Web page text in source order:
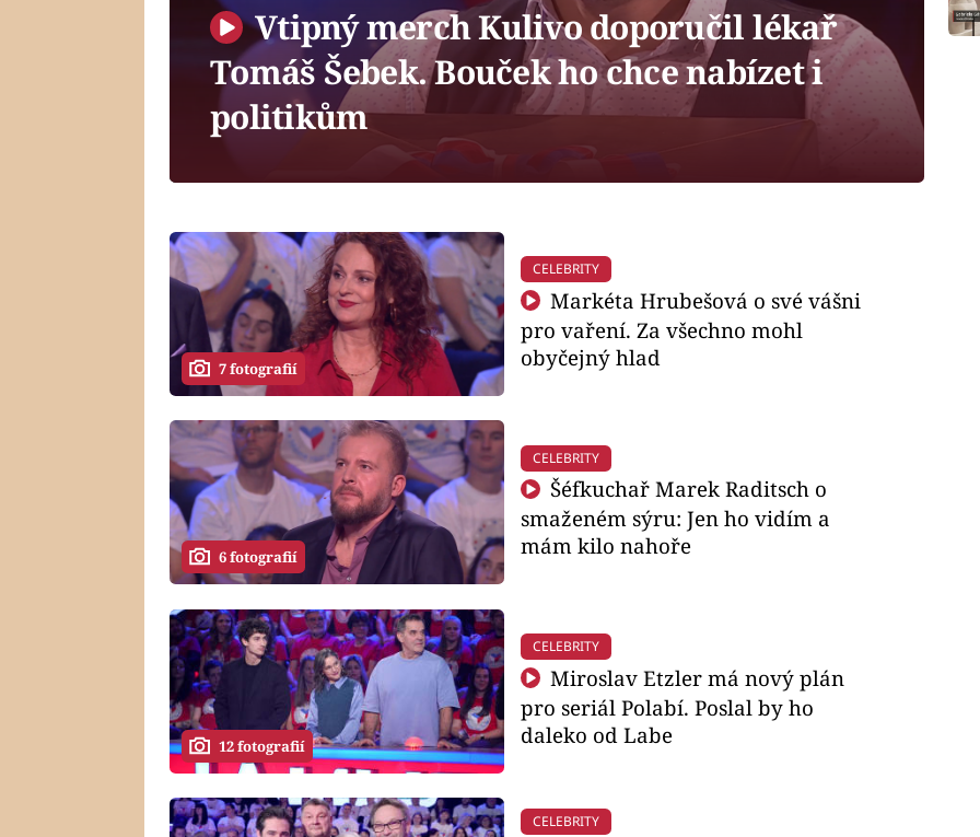
Vtipný merch Kulivo doporučil lékař
Tomáš Šebek. Bouček ho chce nabízet i
politikům
7 fotografií
CELEBRITY
Markéta Hrubešová o své vášni
pro vaření. Za všechno mohl
obyčejný hlad
6 fotografií
CELEBRITY
Šéfkuchař Marek Raditsch o
smaženém sýru: Jen ho vidím a
mám kilo nahoře
12 fotografií
CELEBRITY
Miroslav Etzler má nový plán
pro seriál Polabí. Poslal by ho
daleko od Labe
CELEBRITY